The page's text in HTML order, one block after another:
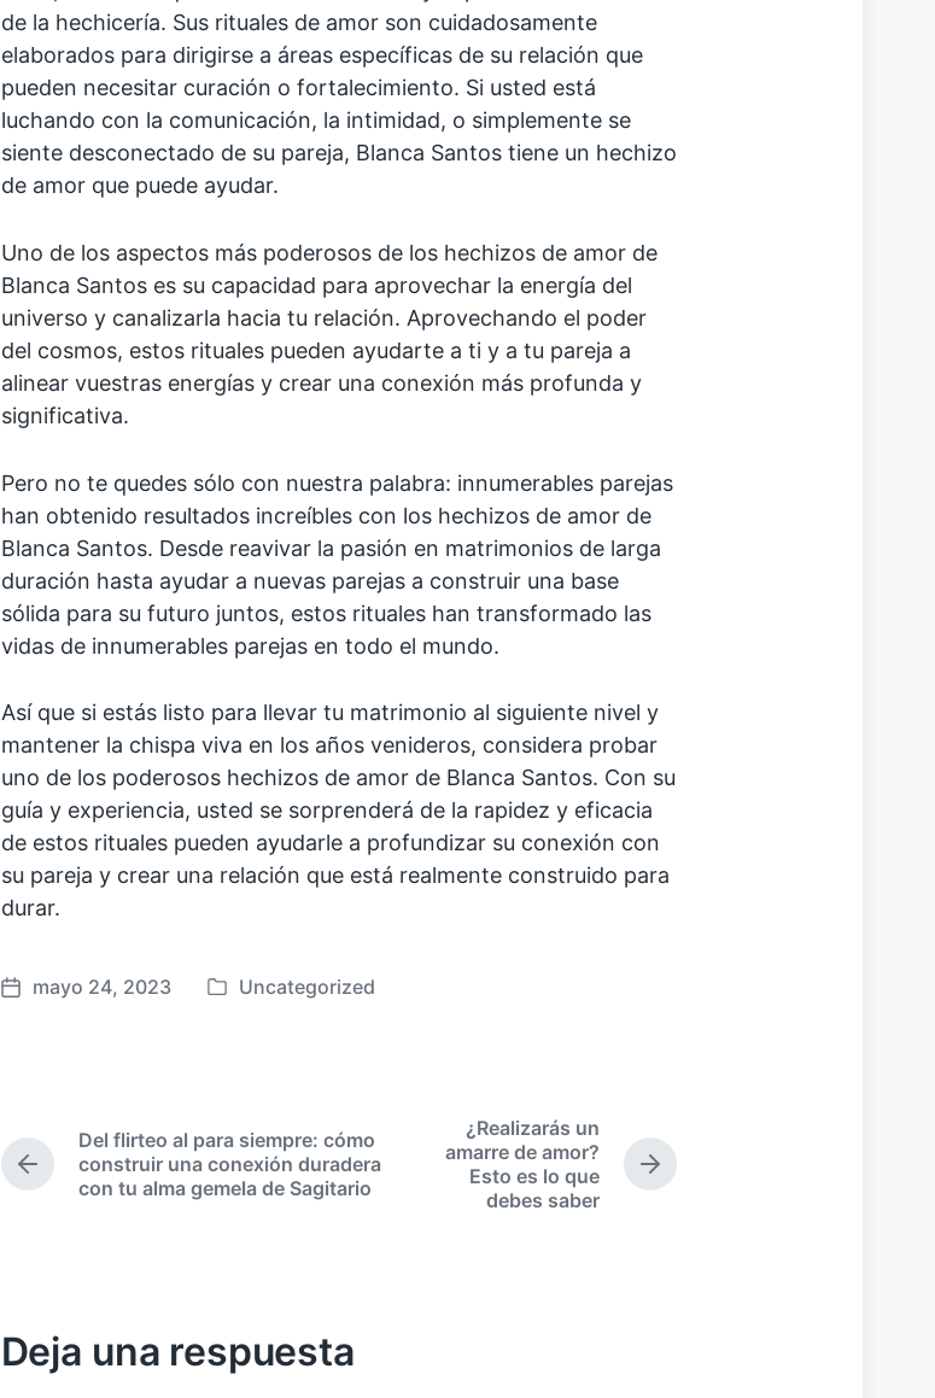
de la hechicería. Sus rituales de amor son cuidadosamente
elaborados para dirigirse a áreas específicas de su relación que
pueden necesitar curación o fortalecimiento. Si usted está
luchando con la comunicación, la intimidad, o simplemente se
siente desconectado de su pareja, Blanca Santos tiene un hechizo
de amor que puede ayudar.
Uno de los aspectos más poderosos de los hechizos de amor de
Blanca Santos es su capacidad para aprovechar la energía del
universo y canalizarla hacia tu relación. Aprovechando el poder
del cosmos, estos rituales pueden ayudarte a ti y a tu pareja a
alinear vuestras energías y crear una conexión más profunda y
significativa.
Pero no te quedes sólo con nuestra palabra: innumerables parejas
han obtenido resultados increíbles con los hechizos de amor de
Blanca Santos. Desde reavivar la pasión en matrimonios de larga
duración hasta ayudar a nuevas parejas a construir una base
sólida para su futuro juntos, estos rituales han transformado las
vidas de innumerables parejas en todo el mundo.
Así que si estás listo para llevar tu matrimonio al siguiente nivel y
mantener la chispa viva en los años venideros, considera probar
uno de los poderosos hechizos de amor de Blanca Santos. Con su
guía y experiencia, usted se sorprenderá de la rapidez y eficacia
de estos rituales pueden ayudarle a profundizar su conexión con
su pareja y crear una relación que está realmente construido para
durar.
F
p
u
c
mayo 24, 2023
P
c
a
d
Uncategorized
E
a
n
Del flirteo al para siempre: cómo
construir una conexión duradera
con tu alma gemela de Sagitario
E
¿Realizarás un
amarre de amor?
Esto es lo que
debes saber
Deja una respuesta